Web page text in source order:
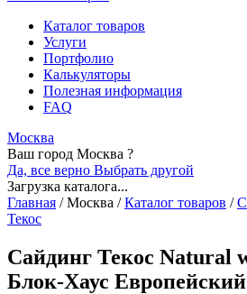
Каталог товаров
Услуги
Портфолио
Калькуляторы
Полезная информация
FAQ
Москва
Ваш город Москва ?
Да, все верно Выбрать другой
Загрузка каталога...
Главная /Москва / Каталог товаров /
Текос
Сайдинг Текос Natural
Блок-Хаус